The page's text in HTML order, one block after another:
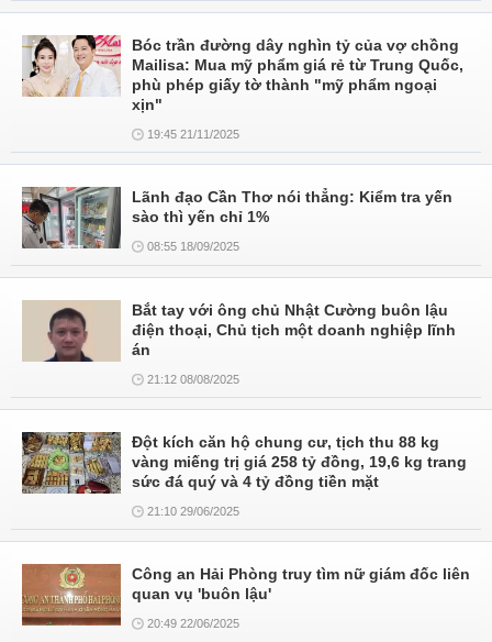
Bóc trần đường dây nghìn tỷ của vợ chồng
Mailisa: Mua mỹ phẩm giá rẻ từ Trung Quốc,
phù phép giấy tờ thành "mỹ phẩm ngoại
xịn"
19:45 21/11/2025
Lãnh đạo Cần Thơ nói thẳng: Kiểm tra yến
sào thì yến chỉ 1%
08:55 18/09/2025
Bắt tay với ông chủ Nhật Cường buôn lậu
điện thoại, Chủ tịch một doanh nghiệp lĩnh
án
21:12 08/08/2025
Đột kích căn hộ chung cư, tịch thu 88 kg
vàng miếng trị giá 258 tỷ đồng, 19,6 kg trang
sức đá quý và 4 tỷ đồng tiền mặt
21:10 29/06/2025
Công an Hải Phòng truy tìm nữ giám đốc liên
quan vụ 'buôn lậu'
20:49 22/06/2025